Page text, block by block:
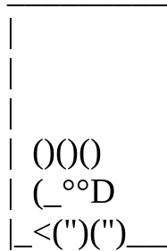
| |
| | |
| | |
|
|